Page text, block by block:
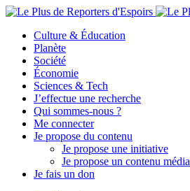
Culture & Éducation
Planète
Société
Économie
Sciences & Tech
J’effectue une recherche
Qui sommes-nous ?
Me connecter
Je propose du contenu
Je propose une initiative
Je propose un contenu média
Je fais un don